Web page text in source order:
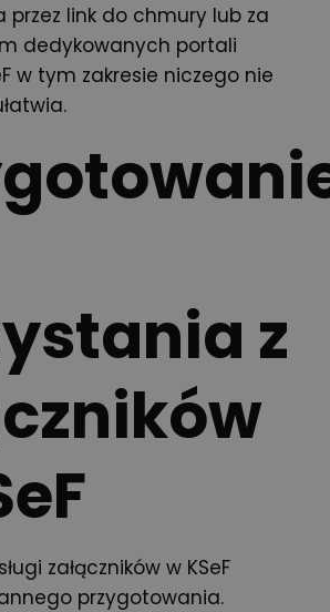
przez link do chmury lub za
dedykowanych portali
w tym zakresie niczego nie
z
załączników w KSeF
przygotowania.